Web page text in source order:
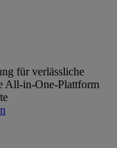
für verlässliche
All-in-One-Plattform